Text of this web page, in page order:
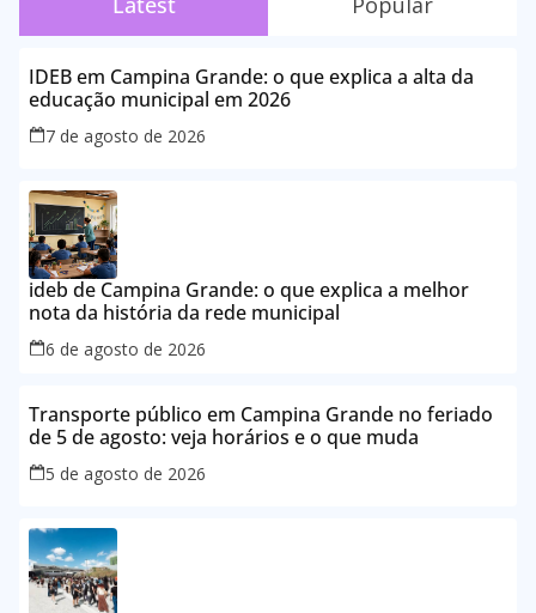
IDEB em Campina Grande: o que explica a alta da
educação municipal em 2026
7 de agosto de 2026
ideb de Campina Grande: o que explica a melhor
nota da história da rede municipal
6 de agosto de 2026
Transporte público em Campina Grande no feriado
de 5 de agosto: veja horários e o que muda
5 de agosto de 2026